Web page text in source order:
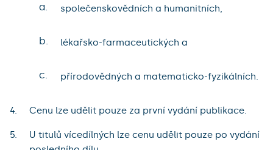
a. společenskovědních a humanitních,
b. lékařsko-farmaceutických a
c. přírodovědných a matematicko-fyzikálních.
Cenu lze udělit pouze za první vydání publikace.
U titulů vícedílných lze cenu udělit pouze po vydání